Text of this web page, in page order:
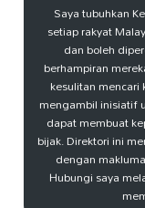
Saya tubuhkan
setiap rakyat
dan boleh
berhampiran
kesulitan
mengambil inisiatif
dapat membuat
bijak. Direktori ini
dengan
Hubungi saya